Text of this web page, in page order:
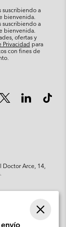
suscribiendo a
bienvenida.
suscribiendo a
bienvenida.
ofertas y
Privacidad para
con fines de
Arce, 14,